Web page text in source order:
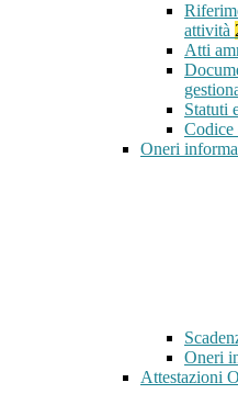
attività
Atti
Statuti
Codice
Oneri
Oneri
Attestazioni